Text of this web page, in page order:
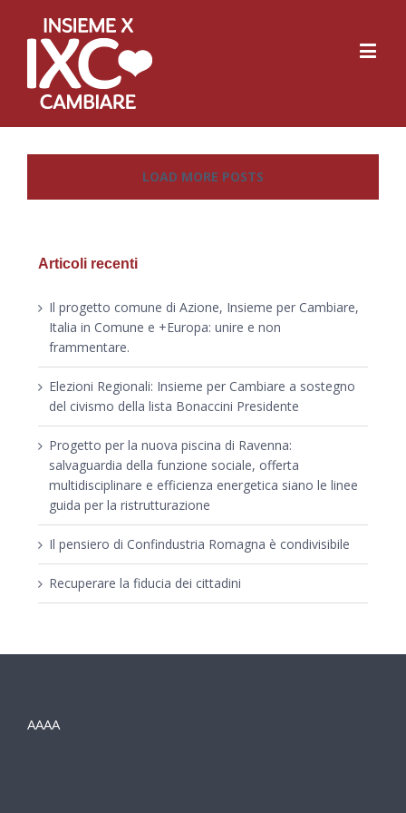
LOAD MORE POSTS
Articoli recenti
Il progetto comune di Azione, Insieme per Cambiare,
Italia in Comune e +Europa: unire e non
frammentare.
Elezioni Regionali: Insieme per Cambiare a sostegno
del civismo della lista Bonaccini Presidente
Progetto per la nuova piscina di Ravenna:
salvaguardia della funzione sociale, offerta
multidisciplinare e efficienza energetica siano le linee
guida per la ristrutturazione
Il pensiero di Confindustria Romagna è condivisibile
Recuperare la fiducia dei cittadini
AAAA